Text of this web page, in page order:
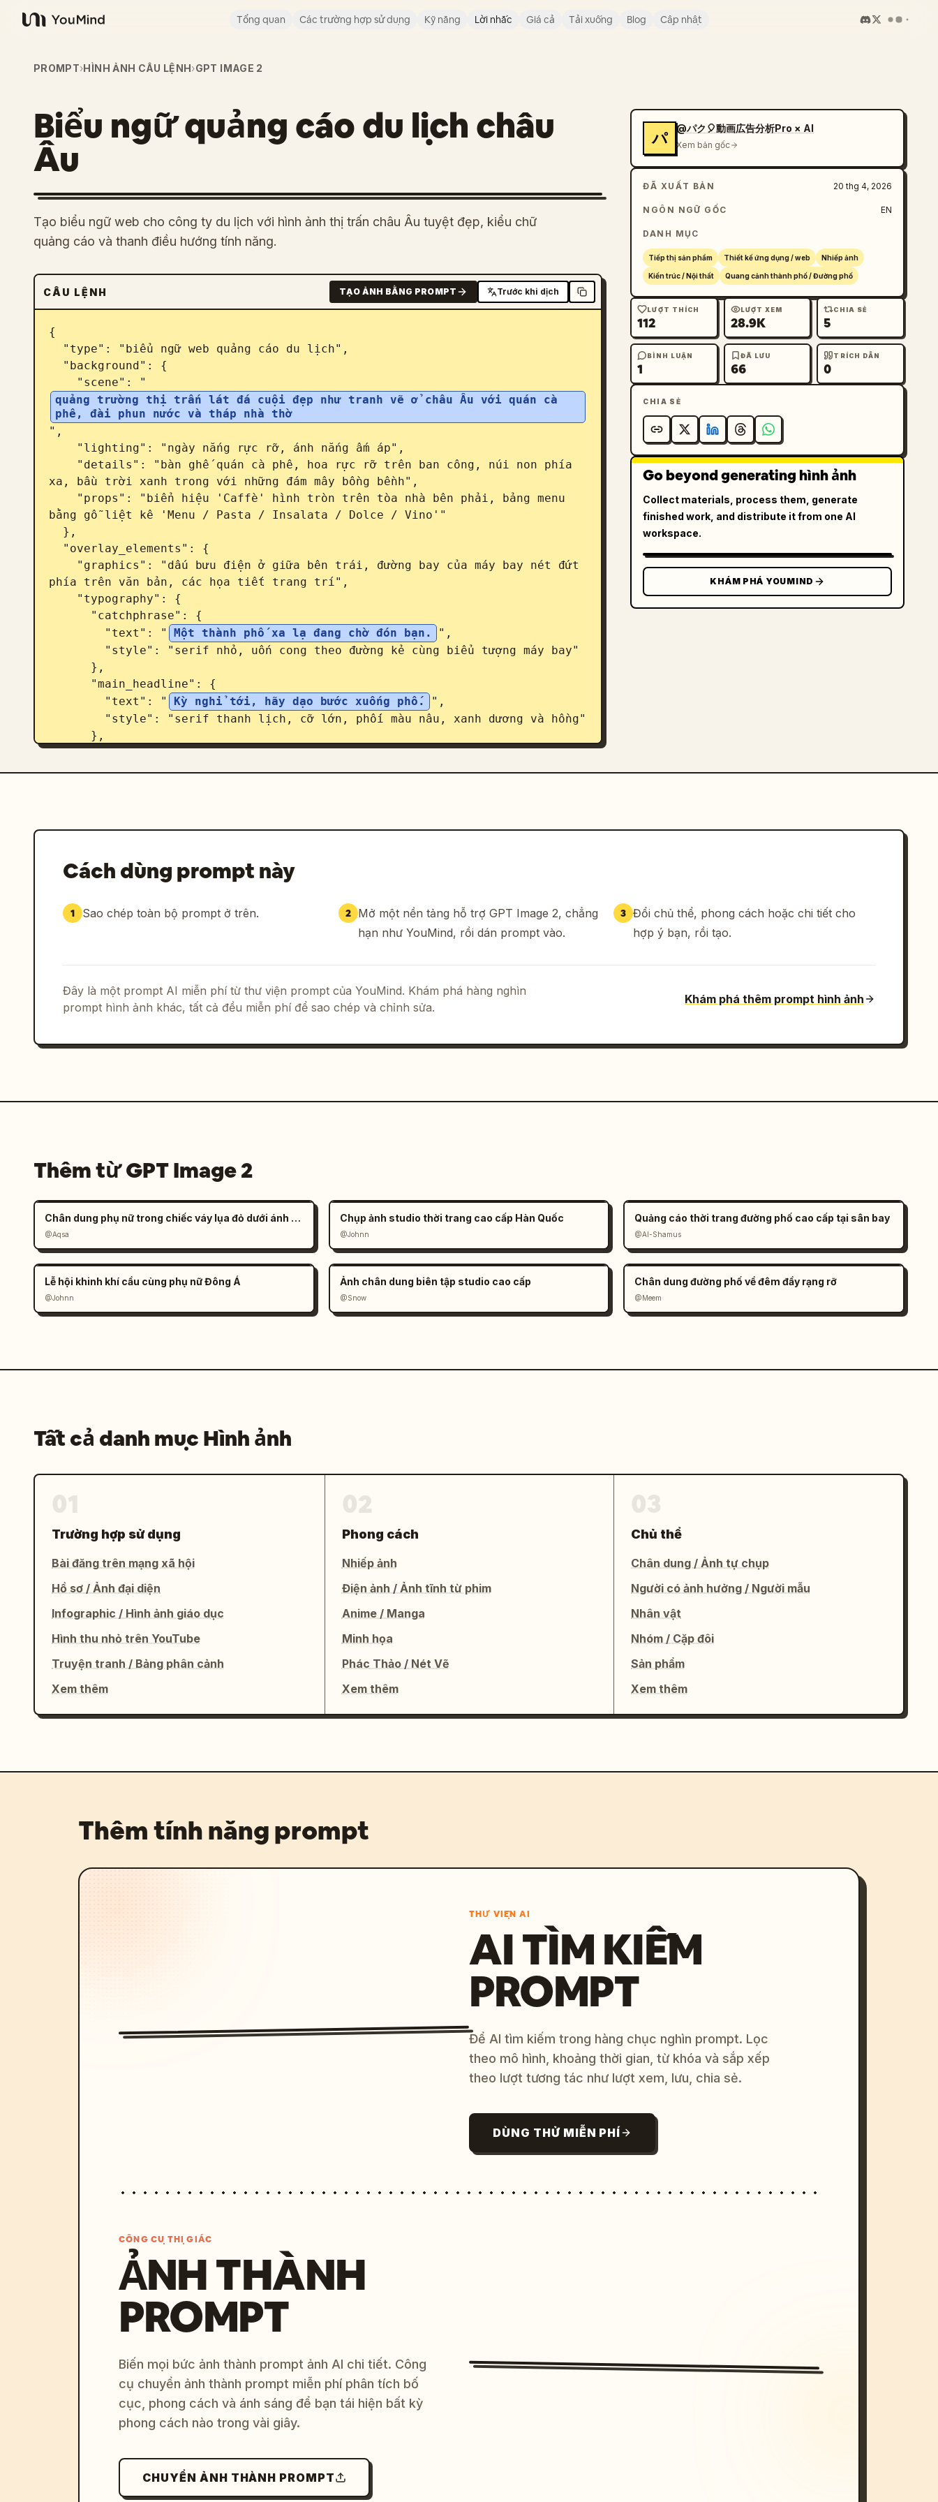
YouMind
Tổng quan Các trường hợp sử dụng Kỹ năng Lời nhắc Giá cả Tải xuống Blog Cập nhật
PROMPT›HÌNH ẢNH CÂU LỆNH›GPT IMAGE 2
Biểu ngữ quảng cáo du lịch châu
Âu
Tạo biểu ngữ web cho công ty du lịch với hình ảnh thị trấn châu Âu tuyệt đẹp, kiểu chữ
quảng cáo và thanh điều hướng tính năng.
CÂU LỆNH TẠO ẢNH BẰNG PROMPT Trước khi dịch
{
    "scene": "
quảng trường thị trấn lát đá cuội đẹp như tranh vẽ ở châu Âu với quán cà
phê, đài phun nước và tháp nhà thờ
",
xa, bầu trời xanh trong với những đám mây bồng bềnh",
bằng gỗ liệt kê 'Menu / Pasta / Insalata / Dolce / Vino'"
phía trên văn bản, các họa tiết trang trí",
        "text": "
Một thành phố xa lạ đang chờ đón bạn.
",
        "text": "
Kỳ nghỉ tới, hãy dạo bước xuống phố.
",
      "subtitle": {
        "text": "
    "call_to_action": {
      "style": "nút hình viên thuốc màu đỏ với viền đôi màu vàng, đặt chính
giữa bên dưới văn bản"
    "bottom_navigation_bar": {
      "style": "biểu ngữ màu trắng với các góc trên được bo tròn",
      ]
パ
@パク🎈動画広告分析Pro × AI
Xem bản gốc
ĐÃ XUẤT BẢN 20 thg 4, 2026
NGÔN NGỮ GỐC EN
DANH MỤC
Tiếp thị sản phẩm Thiết kế ứng dụng / web Nhiếp ảnh
Kiến trúc / Nội thất Quang cảnh thành phố / Đường phố
LƯỢT THÍCH
112
LƯỢT XEM
28.9K
CHIA SẺ
5
BÌNH LUẬN
1
ĐÃ LƯU
66
TRÍCH DẪN
0
CHIA SẺ
Go beyond generating hình ảnh
Collect materials, process them, generate
finished work, and distribute it from one AI
workspace.
KHÁM PHÁ YOUMIND
Cách dùng prompt này
1 Sao chép toàn bộ prompt ở trên. 2 Mở một nền tảng hỗ trợ GPT Image 2, chẳng
hạn như YouMind, rồi dán prompt vào.
3 Đổi chủ thể, phong cách hoặc chi tiết cho
hợp ý bạn, rồi tạo.
Đây là một prompt AI miễn phí từ thư viện prompt của YouMind. Khám phá hàng nghìn
prompt hình ảnh khác, tất cả đều miễn phí để sao chép và chỉnh sửa.
Khám phá thêm prompt hình ảnh
Thêm từ GPT Image 2
Chân dung phụ nữ trong chiếc váy lụa đỏ dưới ánh nắng
@Aqsa
Chụp ảnh studio thời trang cao cấp Hàn Quốc
@Johnn
Quảng cáo thời trang đường phố cao cấp tại sân bay
@Al-Shamus
Lễ hội khinh khí cầu cùng phụ nữ Đông Á
@Johnn
Ảnh chân dung biên tập studio cao cấp
@Snow
Chân dung đường phố về đêm đầy rạng rỡ
@Meem
Tất cả danh mục Hình ảnh
Trường hợp sử dụng
Bài đăng trên mạng xã hội
Hồ sơ / Ảnh đại diện
Infographic / Hình ảnh giáo dục
Hình thu nhỏ trên YouTube
Truyện tranh / Bảng phân cảnh
Xem thêm
Phong cách
Nhiếp ảnh
Điện ảnh / Ảnh tĩnh từ phim
Anime / Manga
Minh họa
Phác Thảo / Nét Vẽ
Xem thêm
Chủ thể
Chân dung / Ảnh tự chụp
Người có ảnh hưởng / Người mẫu
Nhân vật
Nhóm / Cặp đôi
Sản phẩm
Xem thêm
Thêm tính năng prompt
THƯ VIỆN AI
AI TÌM KIẾM
PROMPT
Để AI tìm kiếm trong hàng chục nghìn prompt. Lọc
theo mô hình, khoảng thời gian, từ khóa và sắp xếp
theo lượt tương tác như lượt xem, lưu, chia sẻ.
DÙNG THỬ MIỄN PHÍ
CÔNG CỤ THỊ GIÁC
ẢNH THÀNH
PROMPT
Biến mọi bức ảnh thành prompt ảnh AI chi tiết. Công
cụ chuyển ảnh thành prompt miễn phí phân tích bố
cục, phong cách và ánh sáng để bạn tái hiện bất kỳ
phong cách nào trong vài giây.
CHUYỂN ẢNH THÀNH PROMPT